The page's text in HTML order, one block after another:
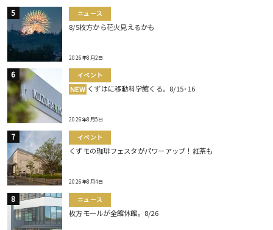
ニュース
8/5枚方から花火見えるかも
2026年8月2日
イベント
NEW くずはに移動科学館くる。8/15･16
2026年8月5日
イベント
くずモの珈琲フェスタがパワーアップ！紅茶も
2026年8月4日
ニュース
枚方モールが全館休館。8/26